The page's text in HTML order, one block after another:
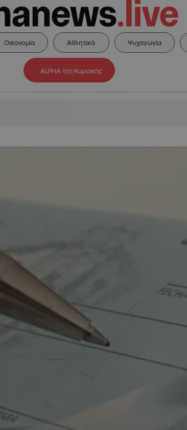
Οικονομία Αθλητικά Ψυχαγωγία
ALPHA της Κυριακής